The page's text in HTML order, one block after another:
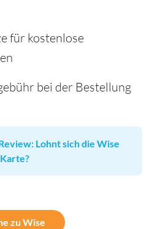
für kostenlose
bei der Bestellung
Lohnt sich die Wise
Karte?
zu Wise